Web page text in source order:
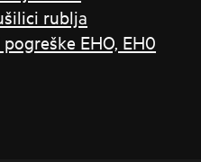
rublja
EHO, EH0